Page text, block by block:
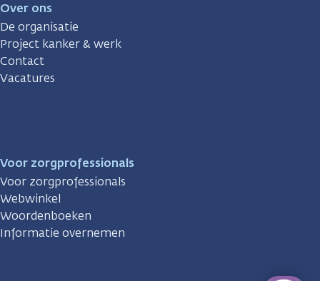
Over ons
De organisatie
Project kanker & werk
Contact
Vacatures
Voor zorgprofessionals
Voor zorgprofessionals
Webwinkel
Woordenboeken
Informatie overnemen